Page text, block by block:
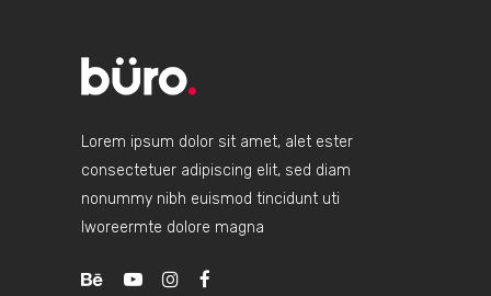
Lorem ipsum dolor sit amet, alet ester
consectetuer adipiscing elit, sed diam
nonummy nibh euismod tincidunt uti
lworeermte dolore magna